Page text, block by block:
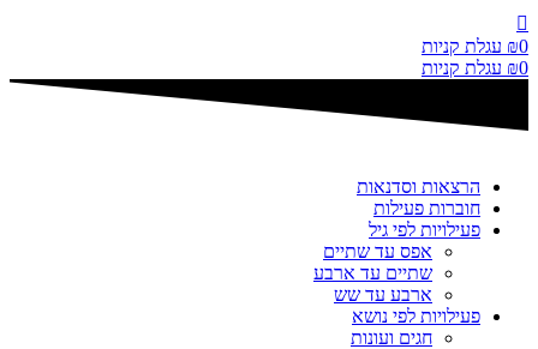
דלג
לתוכן
₪0
עגלת קניות
₪0 עגלת קניות
הרצאות וסדנאות
חוברות פעילות
פעילויות לפי גיל
אפס עד שתיים
שתיים עד ארבע
ארבע עד שש
פעילויות לפי נושא
חגים ועונות